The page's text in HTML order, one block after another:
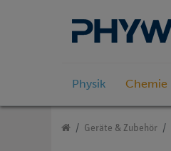
Physik Chemie
Geräte & Zubehör